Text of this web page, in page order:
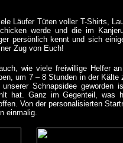
Läufer Tüten voller T-Shirts,
werde und die im
persönlich kennt und sich
Zug von Euch!
wie viele freiwillige Helfer
um 7 – 8 Stunden in der
Schnapsidee
hat. Ganz im Gegenteil, was
Von der personalisierten
einmalig.